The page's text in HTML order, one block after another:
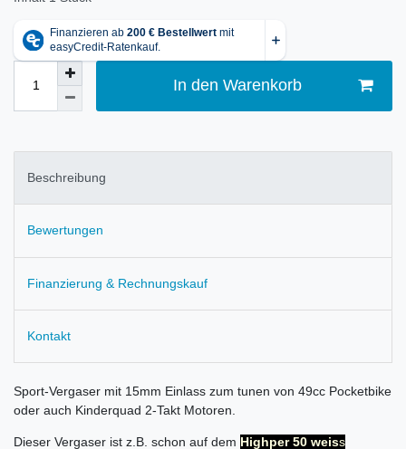
In den Warenkorb
Beschreibung
Bewertungen
Finanzierung & Rechnungskauf
Kontakt
Sport-Vergaser mit 15mm Einlass zum tunen von 49cc Pocketbike
oder auch Kinderquad 2-Takt Motoren.
Dieser Vergaser ist z.B. schon auf dem Highper 50 weiss